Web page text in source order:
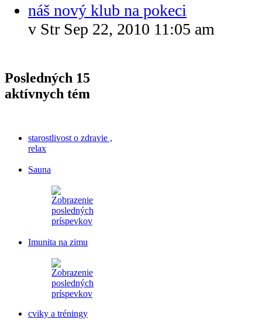
náš nový klub na pokeci
v Str Sep 22, 2010 11:05 am
Posledných 15
aktívnych tém
starostlivost o zdravie ,
relax
Sauna
Imunita na zimu
cviky a tréningy